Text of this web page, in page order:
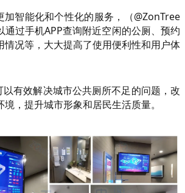
加智能化和个性化的服务，（@ZonTree
通过手机APP查询附近空闲的公厕、预约
情况等，大大提高了使用便利性和用户体
有效解决城市公共厕所不足的问题，改
，提升城市形象和居民生活质量。